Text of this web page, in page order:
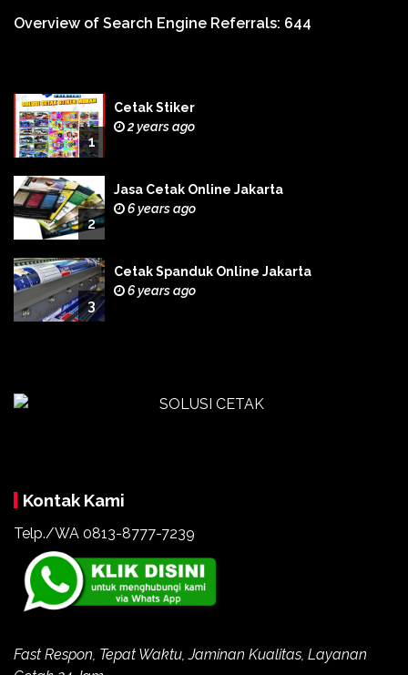
Overview of Search Engine Referrals: 644
1
Cetak Stiker
2 years ago
2
Jasa Cetak Online Jakarta
6 years ago
3
Cetak Spanduk Online Jakarta
6 years ago
Kontak Kami
Telp./WA 0813-8777-7239
Fast Respon, Tepat Waktu, Jaminan Kualitas, Layanan